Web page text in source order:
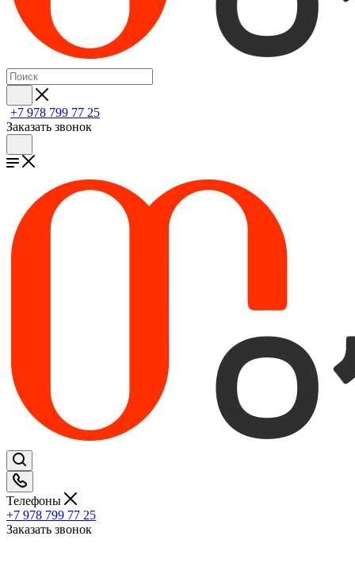
+7 978 799 77 25
Заказать звонок
Телефоны
+7 978 799 77 25
Заказать звонок